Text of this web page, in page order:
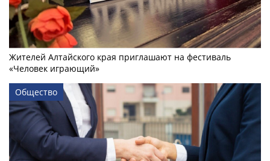
Жителей Алтайского края приглашают на фестиваль
«Человек играющий»
Общество